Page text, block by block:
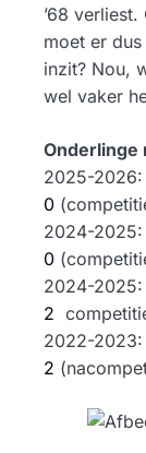
’68
moet er
inzit? Nou,
wel vaker
​Onderlinge
2025-2026:
0
2024-2025:
0
2024-2025:
2
2022-2023:
2